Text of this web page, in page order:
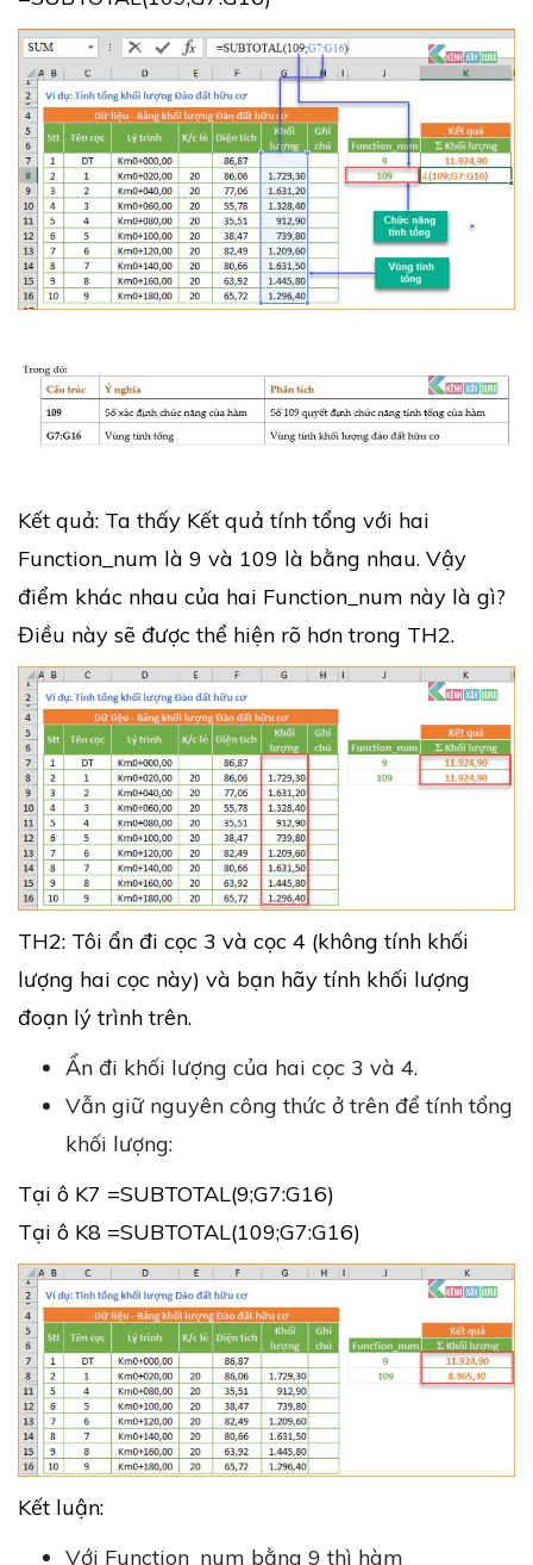
Kết quả: Ta thấy Kết quả tính tổng với hai
Function_num là 9 và 109 là bằng nhau. Vậy
điểm khác nhau của hai Function_num này là gì?
Điều này sẽ được thể hiện rõ hơn trong TH2.
TH2: Tôi ẩn đi cọc 3 và cọc 4 (không tính khối
lượng hai cọc này) và bạn hãy tính khối lượng
đoạn lý trình trên.
Ẩn đi khối lượng của hai cọc 3 và 4.
Vẫn giữ nguyên công thức ở trên để tính tổng
khối lượng:
Tại ô K7 =SUBTOTAL(9;G7:G16)
Tại ô K8 =SUBTOTAL(109;G7:G16)
Kết luận:
Với Function_num bằng 9 thì hàm